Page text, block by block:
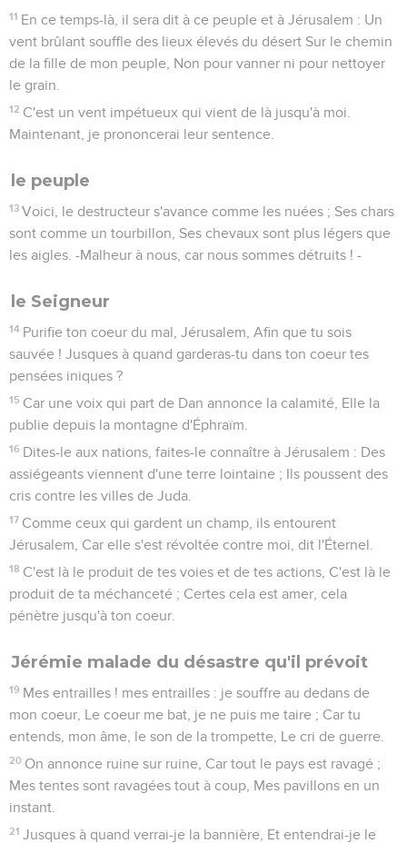
11 En ce temps-là, il sera dit à ce peuple et à Jérusalem : Un
vent brûlant souffle des lieux élevés du désert Sur le chemin
de la fille de mon peuple, Non pour vanner ni pour nettoyer
le grain.
12 C'est un vent impétueux qui vient de là jusqu'à moi.
Maintenant, je prononcerai leur sentence.
le peuple
13 Voici, le destructeur s'avance comme les nuées ; Ses chars
sont comme un tourbillon, Ses chevaux sont plus légers que
les aigles. -Malheur à nous, car nous sommes détruits ! -
le Seigneur
14 Purifie ton coeur du mal, Jérusalem, Afin que tu sois
sauvée ! Jusques à quand garderas-tu dans ton coeur tes
pensées iniques ?
15 Car une voix qui part de Dan annonce la calamité, Elle la
publie depuis la montagne d'Éphraïm.
16 Dites-le aux nations, faites-le connaître à Jérusalem : Des
assiégeants viennent d'une terre lointaine ; Ils poussent des
cris contre les villes de Juda.
17 Comme ceux qui gardent un champ, ils entourent
Jérusalem, Car elle s'est révoltée contre moi, dit l'Éternel.
18 C'est là le produit de tes voies et de tes actions, C'est là le
produit de ta méchanceté ; Certes cela est amer, cela
pénètre jusqu'à ton coeur.
Jérémie malade du désastre qu'il prévoit
19 Mes entrailles ! mes entrailles : je souffre au dedans de
mon coeur, Le coeur me bat, je ne puis me taire ; Car tu
entends, mon âme, le son de la trompette, Le cri de guerre.
20 On annonce ruine sur ruine, Car tout le pays est ravagé ;
Mes tentes sont ravagées tout à coup, Mes pavillons en un
instant.
21 Jusques à quand verrai-je la bannière, Et entendrai-je le